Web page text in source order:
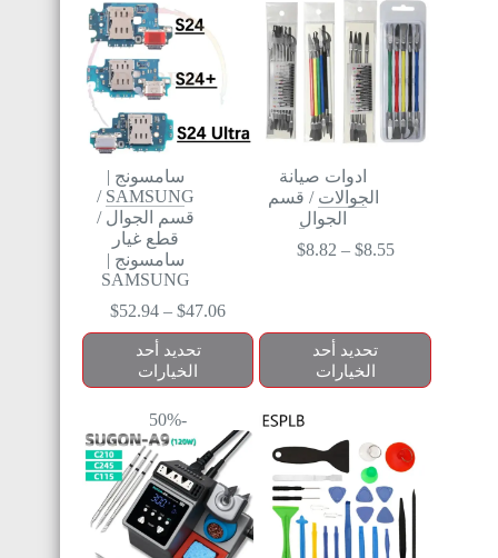
ادوات صيانة
الجوالات / قسم
الجوال
$8.55
–
$8.82
تحديد أحد
الخيارات
سامسونج |
SAMSUNG
/
قسم الجوال /
قطع غيار
سامسونج |
SAMSUNG
$47.06
–
$52.94
تحديد أحد
الخيارات
-50%